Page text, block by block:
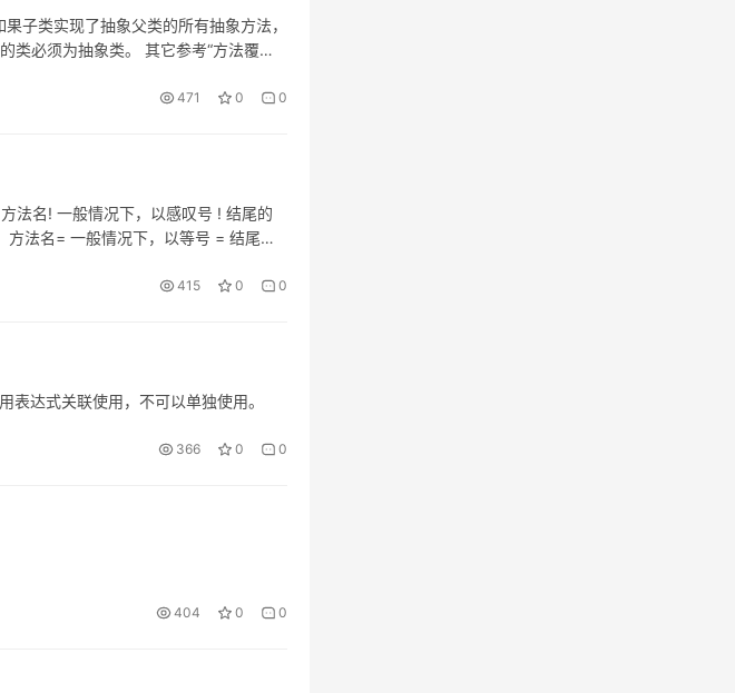
子类实现了抽象父类的所有抽象方法，
必须为抽象类。 其它参考“方法覆盖”
471 0 0
法名! 一般情况下，以感叹号 ! 结尾的
法名= 一般情况下，以等号 = 结尾的
415 0 0
达式关联使用，不可以单独使用。
366 0 0
404 0 0